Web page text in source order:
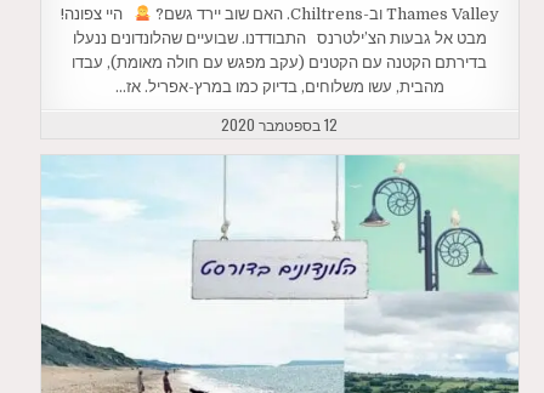
Thames Valley וב-Chiltrens. האם שוב יירד גשם?
היי צפונה!
מבט אל גבעות הצ’ילטרנס התבודדנו. שבועיים שהלונדונים ננעלו
בדירתם הקטנה עם הקטנים (עקב מפגש עם חולה מאומת), עבדו
מהבית, עשו משלוחים, בדיוק כמו במרץ-אפריל. אז…
12 בספטמבר 2020